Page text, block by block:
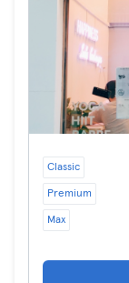
Classic
Premium
Max